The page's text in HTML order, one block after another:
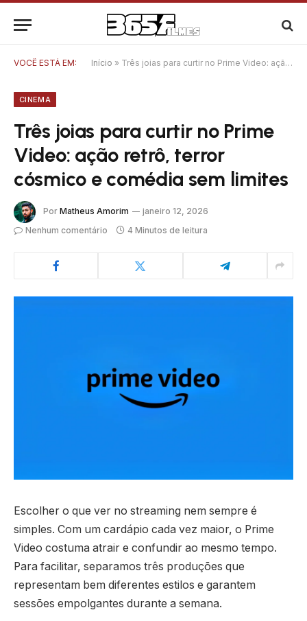
VOCÊ ESTÁ EM: Início » Três joias para curtir no Prime Video: ação retrô, terror cósmico e comédia sem limites
CINEMA
Três joias para curtir no Prime
Video: ação retrô, terror
cósmico e comédia sem limites
Por Matheus Amorim
janeiro 12, 2026
Nenhum comentário
4 Minutos de leitura
Escolher o que ver no streaming nem sempre é
simples. Com um cardápio cada vez maior, o Prime
Video costuma atrair e confundir ao mesmo tempo.
Para facilitar, separamos três produções que
representam bem diferentes estilos e garantem
sessões empolgantes durante a semana.